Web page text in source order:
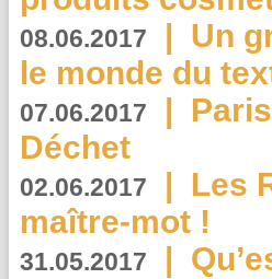
08.06.2017 | Un
le monde du
07.06.2017 |
Déchet
02.06.2017 | Les
maître-mot !
31.05.2017 |